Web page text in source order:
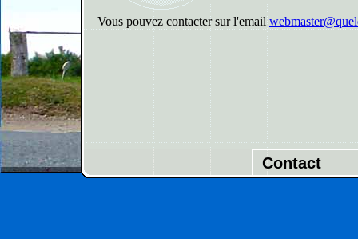
Vous pouvez contacter sur l'email
Contact